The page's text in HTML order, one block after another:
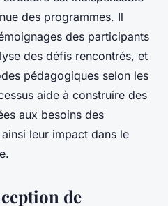
des programmes. Il
des participants
des défis rencontrés, et
pédagogiques selon les
aide à construire des
aux besoins des
leur impact dans le
de